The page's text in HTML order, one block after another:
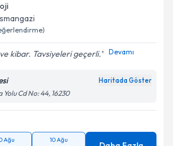
kibar. Tavsiyeleri geçerli. Devamı
Haritada Göster
Cd No: 44, 16230
Ağu 10 Ağu